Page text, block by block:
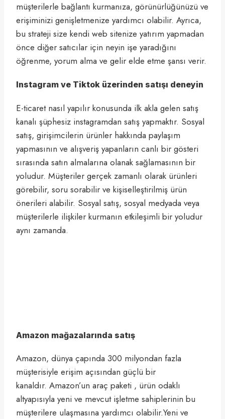
müşterilerle bağlantı kurmanıza, görünürlüğünüzü ve
erişiminizi genişletmenize yardımcı olabilir. Ayrıca,
bu strateji size kendi web sitenize yatırım yapmadan
önce diğer satıcılar için neyin işe yaradığını
öğrenme, yorum alma ve gelir elde etme şansı verir.
Instagram ve Tiktok üzerinden satışı deneyin
E-ticaret nasıl yapılır konusunda ilk akla gelen satış
kanalı şüphesiz instagramdan satış yapmaktır. Sosyal
satış, girişimcilerin ürünler hakkında paylaşım
yapmasının ve alışveriş yapanların canlı bir gösteri
sırasında satın almalarına olanak sağlamasının bir
yoludur. Müşteriler gerçek zamanlı olarak ürünleri
görebilir, soru sorabilir ve kişiselleştirilmiş ürün
önerileri alabilir. Sosyal satış, sosyal medyada veya
müşterilerle ilişkiler kurmanın etkileşimli bir yoludur
aynı zamanda.
Amazon mağazalarında satış
Amazon, dünya çapında 300 milyondan fazla
müşterisiyle erişim açısından güçlü bir
kanaldır. Amazon’un araç paketi , ürün odaklı
altyapısıyla yeni ve mevcut işletme sahiplerinin bu
müşterilere ulaşmasına yardımcı olabilir.Yeni ve